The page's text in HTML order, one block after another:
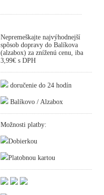
Nepremeškajte najvýhodnejší
spôsob dopravy do Balíkova
(alzabox) za zníženú cenu, iba
3,99€ s DPH
doručenie do 24 hodín
Balíkovo / Alzabox
Možnosti platby:
Dobierkou
Platobnou kartou